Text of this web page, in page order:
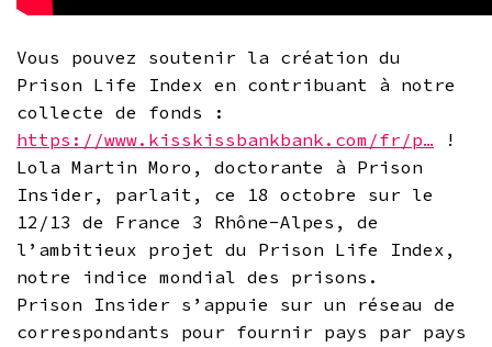
Vous pouvez soutenir la création du
Prison Life Index en contribuant à notre
collecte de fonds :
https://www.kisskissbankbank.com/fr/p… !
Lola Martin Moro, doctorante à Prison
Insider, parlait, ce 18 octobre sur le
12/13 de France 3 Rhône-Alpes, de
l’ambitieux projet du Prison Life Index,
notre indice mondial des prisons.
Prison Insider s’appuie sur un réseau de
correspondants pour fournir pays par pays